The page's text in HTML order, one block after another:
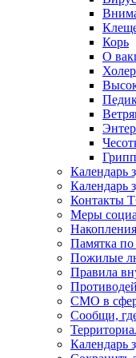
Корь
О
Грипп
Календарь
Календарь
Контакты
Меры
Памятка
Пожилые
Правила
СМО в
Сообщи,
Календарь